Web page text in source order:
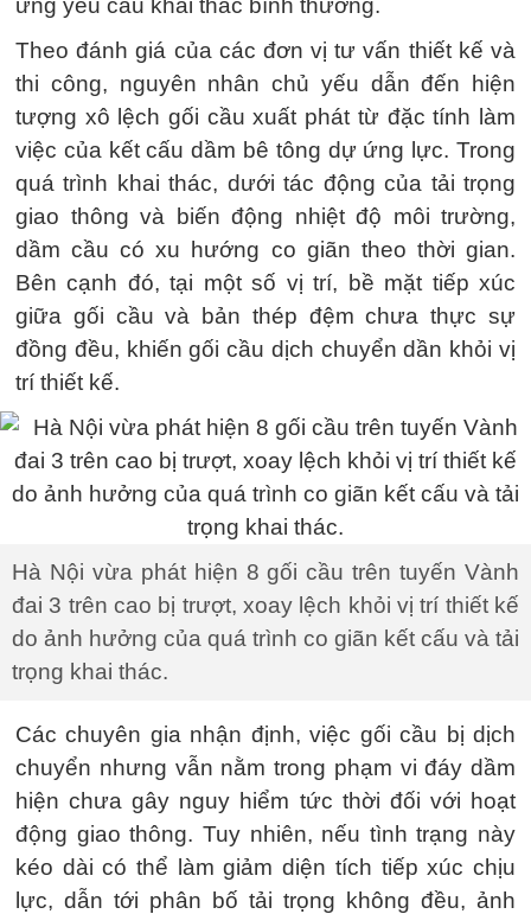
ứng yêu cầu khai thác bình thường.
Theo đánh giá của các đơn vị tư vấn thiết kế và
thi công, nguyên nhân chủ yếu dẫn đến hiện
tượng xô lệch gối cầu xuất phát từ đặc tính làm
việc của kết cấu dầm bê tông dự ứng lực. Trong
quá trình khai thác, dưới tác động của tải trọng
giao thông và biến động nhiệt độ môi trường,
dầm cầu có xu hướng co giãn theo thời gian.
Bên cạnh đó, tại một số vị trí, bề mặt tiếp xúc
giữa gối cầu và bản thép đệm chưa thực sự
đồng đều, khiến gối cầu dịch chuyển dần khỏi vị
trí thiết kế.
Hà Nội vừa phát hiện 8 gối cầu trên tuyến Vành
đai 3 trên cao bị trượt, xoay lệch khỏi vị trí thiết kế
do ảnh hưởng của quá trình co giãn kết cấu và tải
trọng khai thác.
Các chuyên gia nhận định, việc gối cầu bị dịch
chuyển nhưng vẫn nằm trong phạm vi đáy dầm
hiện chưa gây nguy hiểm tức thời đối với hoạt
động giao thông. Tuy nhiên, nếu tình trạng này
kéo dài có thể làm giảm diện tích tiếp xúc chịu
lực, dẫn tới phân bố tải trọng không đều, ảnh